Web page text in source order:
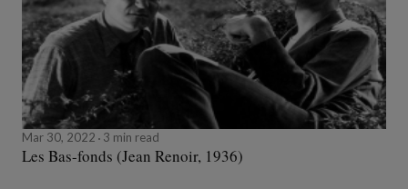
Mar 30, 2022 3 min read
Les Bas-fonds (Jean Renoir, 1936)